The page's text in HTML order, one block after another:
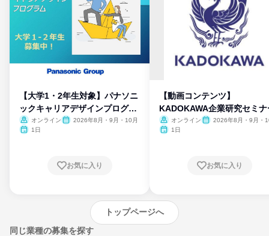
【大学1・2年生対象】パナソニ
ックキャリアデザインプログラ
ム
オンライン
2026年8月・9月・10月
1日
お気に入り
【動画コンテンツ】
KADOKAWA企業研究セミナ
オンライン
2026年8月・9月・
1日
お気に入り
トップページへ
同じ業種の募集を探す